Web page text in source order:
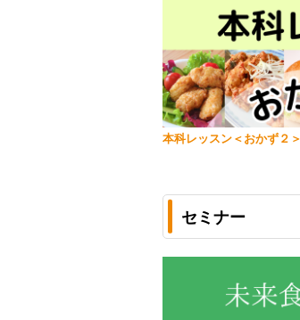
本科レッスン＜おかず２＞
セミナー